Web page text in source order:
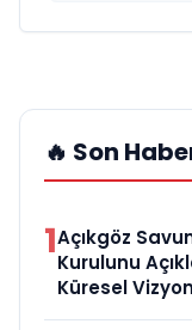
🔥 Son
1Açıkgöz
Kurulunu
Küresel